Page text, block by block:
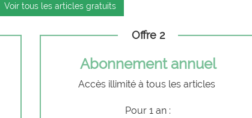
Voir tous les articles gratuits
Offre 2
Abonnement annuel
Accès illimité à tous les articles
Pour 1 an :